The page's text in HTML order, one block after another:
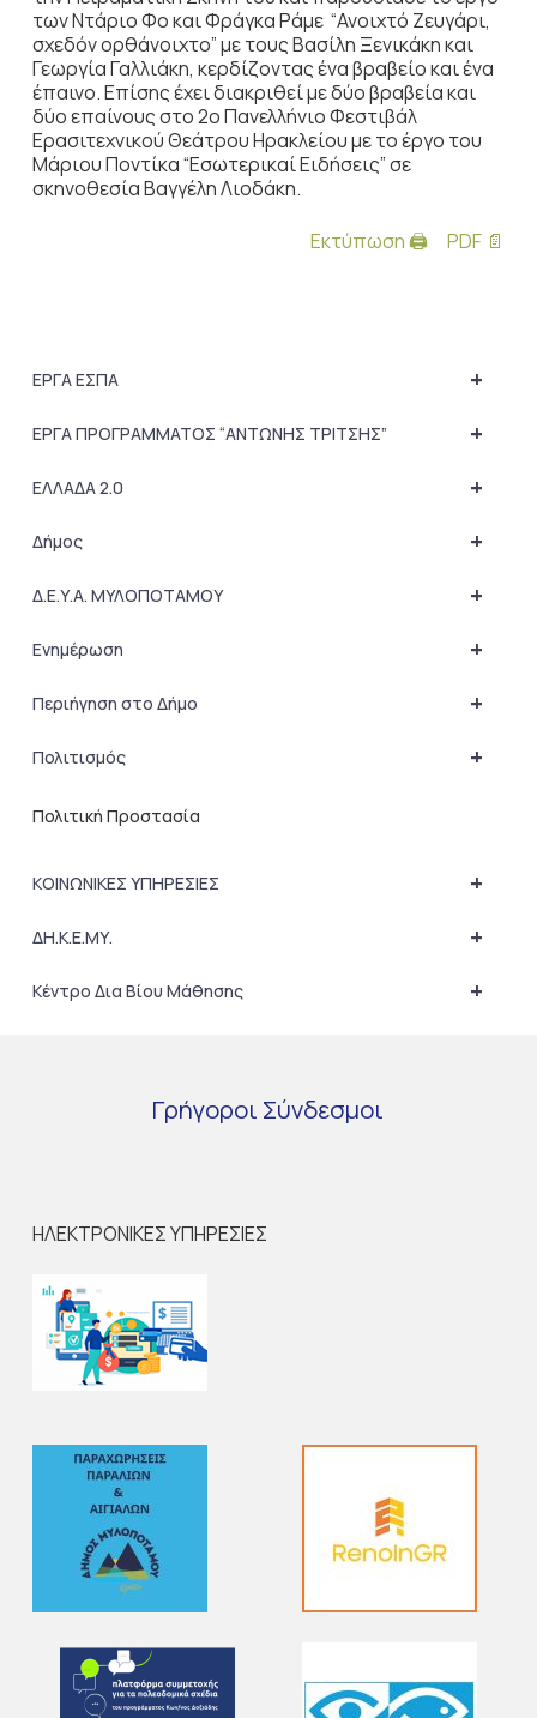
των Ντάριο Φο και Φράγκα Ράμε “Ανοιχτό Ζευγάρι,
σχεδόν ορθάνοιχτο” με τους Βασίλη Ξενικάκη και
Γεωργία Γαλλιάκη, κερδίζοντας ένα βραβείο και ένα
έπαινο. Επίσης έχει διακριθεί με δύο βραβεία και
δύο επαίνους στο 2ο Πανελλήνιο Φεστιβάλ
Ερασιτεχνικού Θεάτρου Ηρακλείου με το έργο του
Μάριου Ποντίκα “Εσωτερικαί Ειδήσεις” σε
σκηνοθεσία Βαγγέλη Λιοδάκη.
Εκτύπωση 🖨
PDF 📄
+
ΕΡΓΑ ΕΣΠΑ
+
ΕΡΓΑ ΠΡΟΓΡΑΜΜΑΤΟΣ “ΑΝΤΩΝΗΣ ΤΡΙΤΣΗΣ”
+
ΕΛΛΑΔΑ 2.0
+
Δήμος
+
Δ.Ε.Υ.Α. ΜΥΛΟΠΟΤΑΜΟΥ
+
Ενημέρωση
+
Περιήγηση στο Δήμο
+
Πολιτισμός
Πολιτική Προστασία
+
ΚΟΙΝΩΝΙΚΕΣ ΥΠΗΡΕΣΙΕΣ
+
ΔΗ.Κ.Ε.ΜΥ.
+
Κέντρο Δια Βίου Μάθησης
Γρήγοροι Σύνδεσμοι
ΗΛΕΚΤΡΟΝΙΚΕΣ ΥΠΗΡΕΣΙΕΣ